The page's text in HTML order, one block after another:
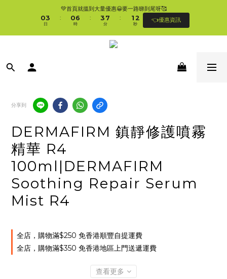
🛍香港購物滿$250免順豐自提櫃🚛 | 香港滿$350/澳門滿$499即免運費直接送上門
💚首頁就搵到大量優惠😀要一路睇到尾呀🥰
03
2
1
日
:
1
0
7
6
5
4
時
:
4
3
2
1
8
7
6
5
分
:
2
1
0
3
2
1
0
秒
👈優惠資訊
🛍香港購物滿$250免順豐自提櫃🚛 | 香港滿$350/澳門滿$499即免運費直接送上門
分享到
DERMAFIRM 鎮靜修護噴霧
精華 R4
100ml|DERMAFIRM
Soothing Repair Serum
Mist R4
全店，購物滿$250 免香港順豐自提運費
全店，購物滿$350 免香港地區上門送遞運費
查看更多